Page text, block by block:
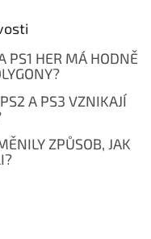
PS1 HER MÁ HODNĚ
A PS3 VZNIKAJÍ
ZPŮSOB, JAK